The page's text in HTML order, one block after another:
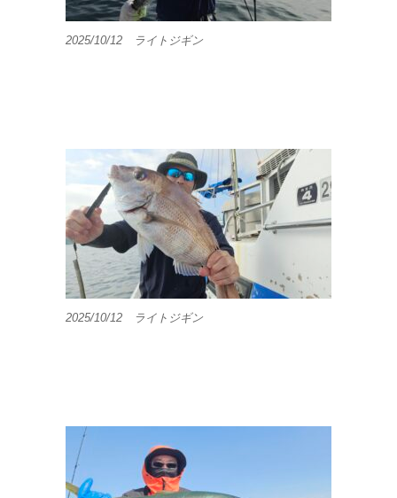
2025/10/12 ライトジギン
2025/10/12 ライトジギン